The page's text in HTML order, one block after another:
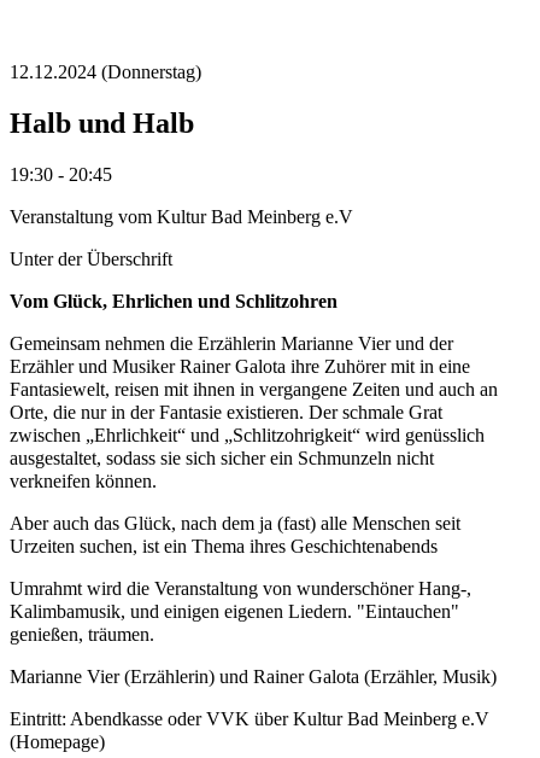
12.12.2024 (Donnerstag)
Halb und Halb
19:30 - 20:45
Veranstaltung vom Kultur Bad Meinberg e.V
Unter der Überschrift
Vom Glück, Ehrlichen und Schlitzohren
Gemeinsam nehmen die Erzählerin Marianne Vier und der
Erzähler und Musiker Rainer Galota ihre Zuhörer mit in eine
Fantasiewelt, reisen mit ihnen in vergangene Zeiten und auch an
Orte, die nur in der Fantasie existieren. Der schmale Grat
zwischen „Ehrlichkeit“ und „Schlitzohrigkeit“ wird genüsslich
ausgestaltet, sodass sie sich sicher ein Schmunzeln nicht
verkneifen können.
Aber auch das Glück, nach dem ja (fast) alle Menschen seit
Urzeiten suchen, ist ein Thema ihres Geschichtenabends
Umrahmt wird die Veranstaltung von wunderschöner Hang-,
Kalimbamusik, und einigen eigenen Liedern. "Eintauchen"
genießen, träumen.
Marianne Vier (Erzählerin) und Rainer Galota (Erzähler, Musik)
Eintritt: Abendkasse oder VVK über Kultur Bad Meinberg e.V
(Homepage)